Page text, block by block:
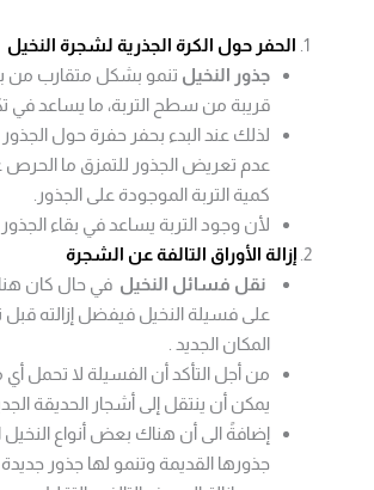
الحفر حول الكرة الجذرية لشجرة النخيل
جذور النخيل تنمو بشكل متقارب من
قريبة من سطح التربة، ما يساعد في
لذلك عند البدء بحفر حفرة حول
عدم تعريض الجذور للتمزق ما الحرص
كمية التربة الموجودة على الجذور.
لأن وجود التربة يساعد في بقاء
إزالة الأوراق التالفة عن الشجرة
نقل فسائل النخيل في حال كان
على فسيلة النخيل فيفضل إزالته قبل
المكان الجديد .
من أجل التأكد أن الفسيلة لا تحمل
يمكن أن ينتقل إلى أشجار الحديقة
إضافةً الى أن هناك بعض أنواع النخيل
جذورها القديمة وتنمو لها جذور